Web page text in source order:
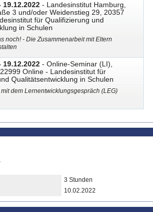
19.12.2022 - Landesinstitut Hamburg,
3 und/oder Weidenstieg 29, 20357
für Qualifizierung und
in Schulen
noch! - Die Zusammenarbeit mit Eltern
19.12.2022 - Online-Seminar (LI),
Online - Landesinstitut für
Qualitätsentwicklung in Schulen
dem Lernentwicklungsgespräch (LEG)
3 Stunden
10.02.2022